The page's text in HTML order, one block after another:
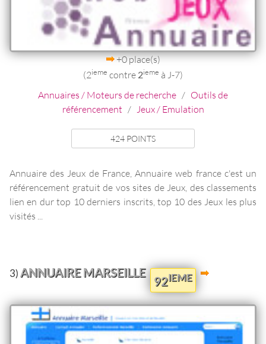
+0 place(s)
(2ieme contre 2ieme à J-7)
Annuaires / Moteurs de recherche / Outils de
référencement / Jeux / Emulation
424 POINTS
Annuaire des Jeux de France, Annuaire web france c'est un
référencement gratuit de vos sites de Jeux, des classements
lien en dur top 10 derniers inscrits, top 10 des Jeux les plus
visités ...
3)ANNUAIRE MARSEILLE
92IEME